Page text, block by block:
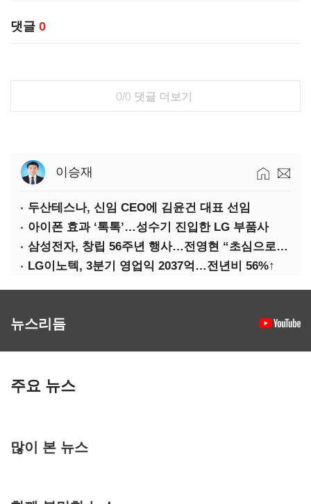
댓글 0
0/0 댓글 더보기
이승재
두산테스나, 신임 CEO에 김윤건 대표 선임
아이폰 효과 ‘톡톡’…성수기 진입한 LG 부품사
삼성전자, 창립 56주년 행사…전영현 “초심으로 경쟁력 회복해야”
LG이노텍, 3분기 영업익 2037억…전년비 56%↑
뉴스리듬
주요 뉴스
많이 본 뉴스